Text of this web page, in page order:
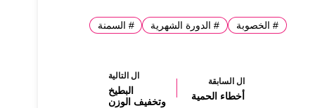
#الخصوبة #الدورة الشهرية # السمنة
ال السابقة
أخطاء الحمية
ال التالية
البطيخ
وتخفيف الوزن